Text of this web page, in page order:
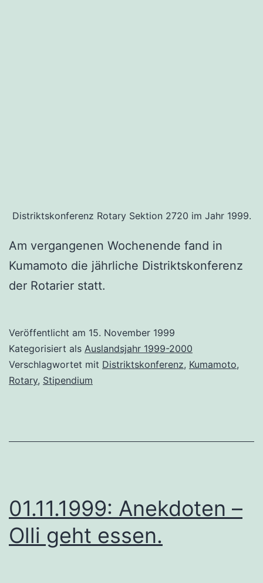
u
“
Distriktskonferenz Rotary Sektion 2720 im Jahr 1999.
Am vergangenen Wochenende fand in
Kumamoto die jährliche Distriktskonferenz
der Rotarier statt.
Veröffentlicht am 15. November 1999
Kategorisiert als Auslandsjahr 1999-2000
Verschlagwortet mit Distriktskonferenz, Kumamoto,
Rotary, Stipendium
01.11.1999: Anekdoten –
Olli geht essen.